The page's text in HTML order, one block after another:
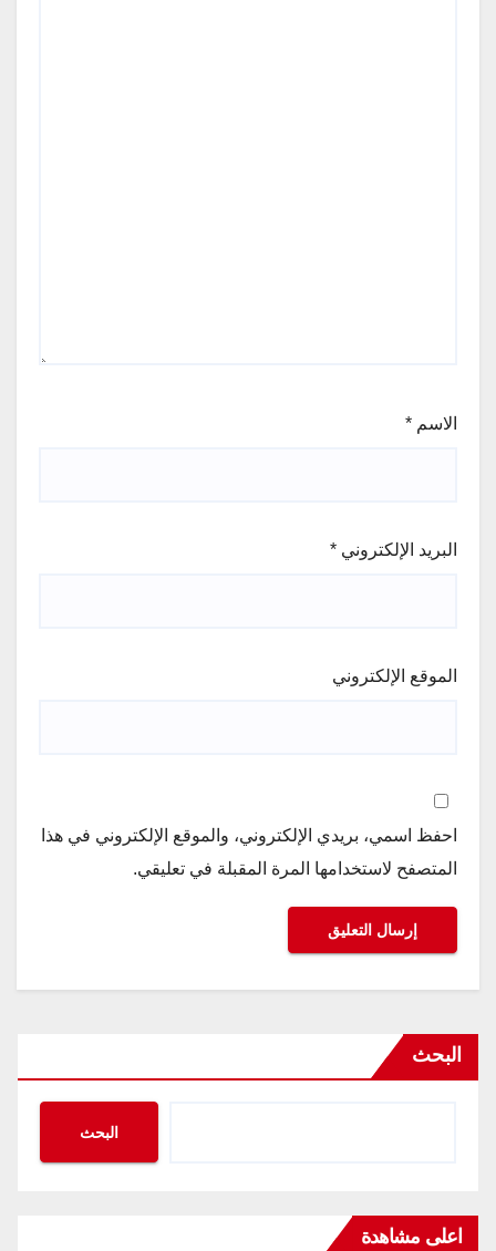
الاسم *
البريد الإلكتروني *
الموقع الإلكتروني
احفظ اسمي، بريدي الإلكتروني، والموقع الإلكتروني في هذا
المتصفح لاستخدامها المرة المقبلة في تعليقي.
البحث
البحث
اعلى مشاهدة